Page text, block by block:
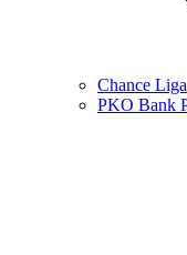
Chance Liga
PKO Bank